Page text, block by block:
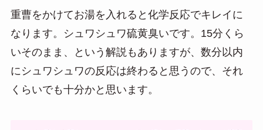
重曹をかけてお湯を入れると化学反応でキレイに
なります。シュワシュワ硫黄臭いです。15分くら
いそのまま、という解説もありますが、数分以内
にシュワシュワの反応は終わると思うので、それ
くらいでも十分かと思います。